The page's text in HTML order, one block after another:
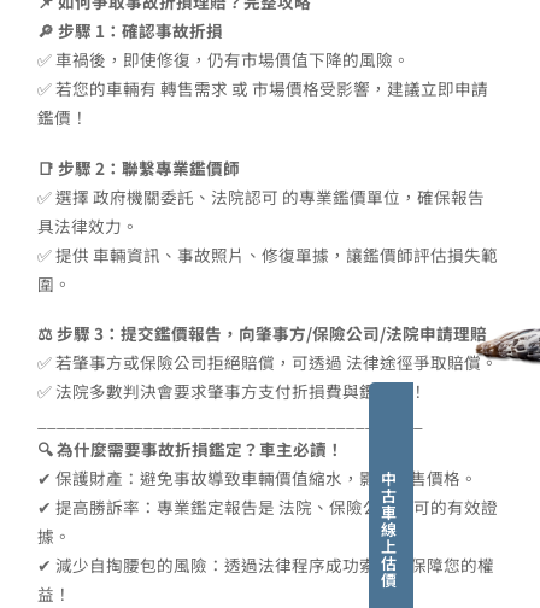
中
古
車
線
上
估
價
🔎 步驟 1：確認事故折損
✅ 車禍後，即使修復，仍有市場價值下降的風險。
✅ 若您的車輛有 轉售需求 或 市場價格受影響，建議立即申請
鑑價！
📑 步驟 2：聯繫專業鑑價師
✅ 選擇 政府機關委託、法院認可 的專業鑑價單位，確保報告
具法律效力。
✅ 提供 車輛資訊、事故照片、修復單據，讓鑑價師評估損失範
圍。
⚖️ 步驟 3：提交鑑價報告，向肇事方/保險公司/法院申請理賠
✅ 若肇事方或保險公司拒絕賠償，可透過 法律途徑爭取賠償。
✅ 法院多數判決會要求肇事方支付折損費與鑑定費！
🔍 為什麼需要事故折損鑑定？車主必讀！
✔ 保護財產：避免事故導致車輛價值縮水，影響轉售價格。
✔ 提高勝訴率：專業鑑定報告是 法院、保險公司認可的有效證
據。
✔ 減少自掏腰包的風險：透過法律程序成功索賠，保障您的權
益！